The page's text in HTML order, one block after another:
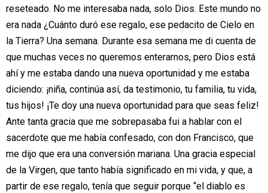
reseteado. No me interesaba nada, solo Dios. Este mundo no
era nada ¿Cuánto duró ese regalo, ese pedacito de Cielo en
la Tierra? Una semana. Durante esa semana me di cuenta de
que muchas veces no queremos enterarnos, pero Dios está
ahí y me estaba dando una nueva oportunidad y me estaba
diciendo: ¡niña, continúa así, da testimonio, tu familia, tu vida,
tus hijos! ¡Te doy una nueva oportunidad para que seas feliz!
Ante tanta gracia que me sobrepasaba fui a hablar con el
sacerdote que me había confesado, con don Francisco, que
me dijo que era una conversión mariana. Una gracia especial
de la Virgen, que tanto había significado en mi vida, y que, a
partir de ese regalo, tenía que seguir porque “el diablo es